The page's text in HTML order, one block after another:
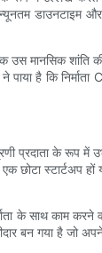
उस मानसिक
है कि
के रूप में
स्टार्टअप
के साथ काम
बन गया है जो